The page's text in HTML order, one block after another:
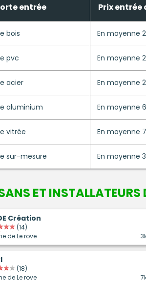
entrée Prix entrée
bois En moyenne
pvc En moyenne
acier En moyenne
aluminium En moyenne
vitrée En moyenne
sur-mesure En moyenne
ET INSTALLATEURS
Création
(14)
de Le rove
(18)
de Le rove